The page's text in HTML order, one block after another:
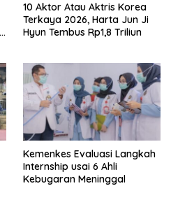
10 Aktor Atau Aktris Korea
Terkaya 2026, Harta Jun Ji
Hyun Tembus Rp1,8 Triliun
Kemenkes Evaluasi Langkah
Internship usai 6 Ahli
Kebugaran Meninggal